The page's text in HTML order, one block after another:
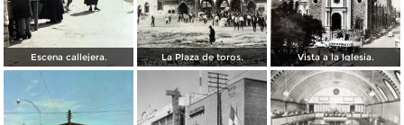
Escena callejera. La Plaza de toros. Vista a la Iglesia.